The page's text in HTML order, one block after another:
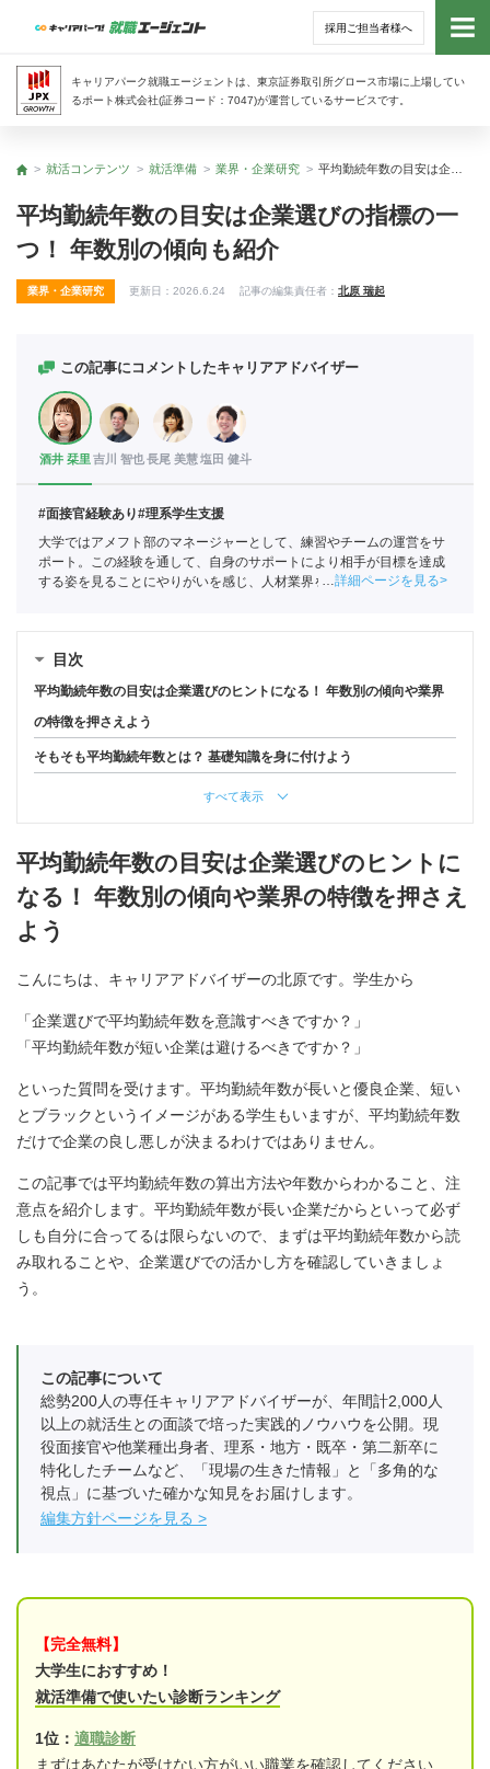
採用ご担当者様へ
キャリアパーク就職エージェントは、東京証券取引所グロース市場に上場してい
るポート株式会社(証券コード：7047)が運営しているサービスです。
トッ
トップ
就活コンテンツ 就活準備 業界・企業研究
平均勤続年数の目安は企業選びの指標の一
つ！ 年数別の傾向も紹介
業界・企業研究 更新日： 2026.6.24 記事の編集責任者： 北原 瑞起
この記事にコメントしたキャリアアドバイザー
酒井 栞里 吉川 智也長尾 美慧塩田 健斗
#面接官経験あり#理系学生支援
大学ではアメフト部のマネージャーとして、練習やチームの運営をサ
ポート。この経験を通して、自身のサポートにより相手が目標を達成
する姿を見ることにやりがいを感じ、人材業界を目指す。ポートに新
詳細ページを見る
目次
平均勤続年数の目安は企業選びのヒントになる！ 年数別の傾向や業界
の特徴を押さえよう
そもそも平均勤続年数とは？ 基礎知識を身に付けよう
すべて表示
平均勤続年数の目安は企業選びのヒントに
なる！ 年数別の傾向や業界の特徴を押さえ
よう
こんにちは、キャリアアドバイザーの北原です。学生から
「企業選びで平均勤続年数を意識すべきですか？」
「平均勤続年数が短い企業は避けるべきですか？」
といった質問を受けます。平均勤続年数が長いと優良企業、短い
とブラックというイメージがある学生もいますが、平均勤続年数
だけで企業の良し悪しが決まるわけではありません。
この記事では平均勤続年数の算出方法や年数からわかること、注
意点を紹介します。平均勤続年数が長い企業だからといって必ず
しも自分に合ってるは限らないので、まずは平均勤続年数から読
み取れることや、企業選びでの活かし方を確認していきましょ
う。
この記事について
総勢200人の専任キャリアアドバイザーが、年間計2,000人
以上の就活生との面談で培った実践的ノウハウを公開。現
役面接官や他業種出身者、理系・地方・既卒・第二新卒に
特化したチームなど、「現場の生きた情報」と「多角的な
視点」に基づいた確かな知見をお届けします。
編集方針ページを見る
【完全無料】
大学生におすすめ！
就活準備で使いたい診断ランキング
1位： 適職診断
まずはあなたが受けない方がいい職業を確認してください